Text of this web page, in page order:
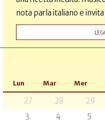
nota parla italiano e
Lun Mar Mer
27 28 29
3
4 5